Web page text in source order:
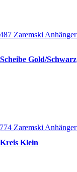
Gold/Schwarz
Klein